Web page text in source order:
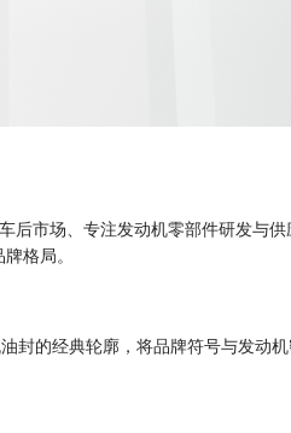
市场、专注发动机零部件研发与
格局。
封的经典轮廓，将品牌符号与发动